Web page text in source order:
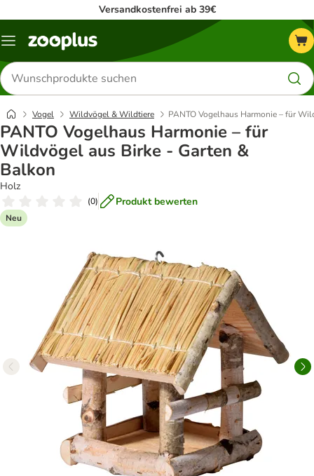
Versandkostenfrei ab 39€
Menü
Produkte
suchen
Vogel Wildvögel & Wildtiere PANTO Vogelhaus Harmonie – für
PANTO Vogelhaus Harmonie – für
Wildvögel aus Birke - Garten &
Balkon
Holz
(0) Produkt bewerten
Neu